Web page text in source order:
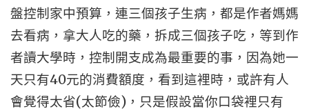
盤控制家中預算，連三個孩子生病，都是作者媽媽
去看病，拿大人吃的藥，拆成三個孩子吃，等到作
者讀大學時，控制開支成為最重要的事，因為她一
天只有40元的消費額度，看到這裡時，或許有人
會覺得太省(太節儉) ，只是假設當你口袋裡只有